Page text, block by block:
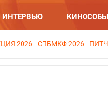
ИНТЕРВЬЮ
2026 СПБМКФ 2026